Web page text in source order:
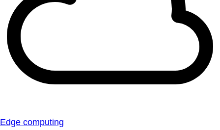
Edge computing